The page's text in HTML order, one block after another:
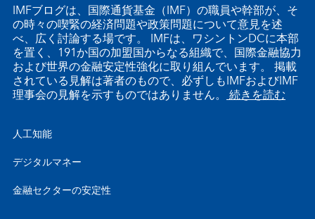
IMFブログは、国際通貨基金（IMF）の職員や幹部が、そ
の時々の喫緊の経済問題や政策問題について意見を述
べ、広く討論する場です。 IMFは、ワシントンDCに本部
を置く、191か国の加盟国からなる組織で、国際金融協力
および世界の金融安定性強化に取り組んでいます。 掲載
されている見解は著者のもので、必ずしもIMFおよびIMF
理事会の見解を示すものではありません。 続きを読む
人工知能
デジタルマネー
金融セクターの安定性